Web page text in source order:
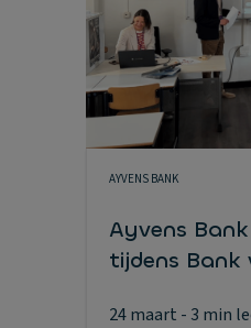
AYVENS BANK
Ayvens
tijdens Bank
24 maart - 3 min